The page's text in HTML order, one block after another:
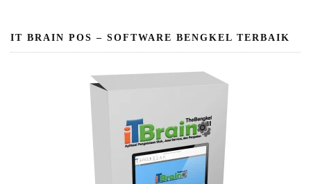
IT BRAIN POS – SOFTWARE BENGKEL TERBAIK